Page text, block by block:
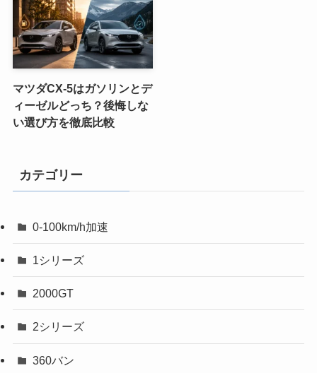
マツダCX-5はガソリンとデ
ィーゼルどっち？後悔しな
い選び方を徹底比較
カテゴリー
0-100km/h加速
1シリーズ
2000GT
2シリーズ
360バン